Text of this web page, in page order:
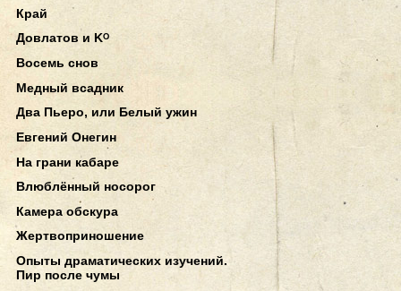
Край
Довлатов и Kᴼ
Восемь снов
Медный всадник
Два Пьеро, или Белый ужин
Евгений Онегин
На грани кабаре
Влюблённый носорог
Камера обскура
Жертвоприношение
Опыты драматических изучений.
Пир после чумы